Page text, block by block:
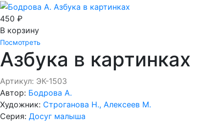
450 ₽
В корзину
Посмотреть
Азбука в картинках
Артикул: ЭК-1503
Автор: Бодрова А.
Художник: Строганова Н., Алексеев М.
Серия: Досуг малыша